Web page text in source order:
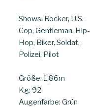
Shows: Rocker, U.S.
Cop, Gentleman, Hip-
Hop, Biker, Soldat,
Polizei, Pilot
Größe: 1,86m
Kg: 92
Augenfarbe: Grün